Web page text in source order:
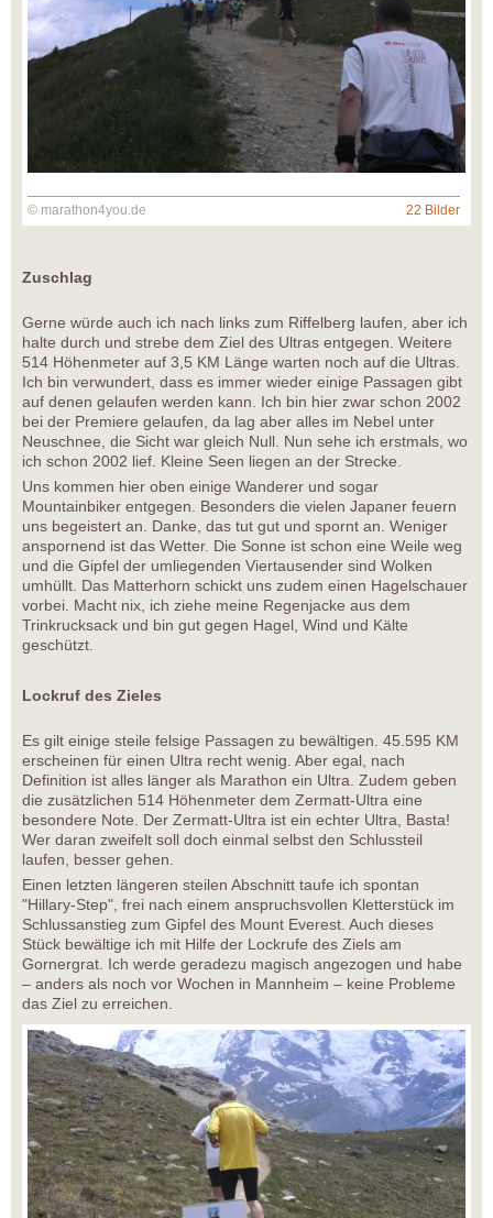
© marathon4you.de 22 Bilder
Zuschlag
Gerne würde auch ich nach links zum Riffelberg laufen, aber ich
halte durch und strebe dem Ziel des Ultras entgegen. Weitere
514 Höhenmeter auf 3,5 KM Länge warten noch auf die Ultras.
Ich bin verwundert, dass es immer wieder einige Passagen gibt
auf denen gelaufen werden kann. Ich bin hier zwar schon 2002
bei der Premiere gelaufen, da lag aber alles im Nebel unter
Neuschnee, die Sicht war gleich Null. Nun sehe ich erstmals, wo
ich schon 2002 lief. Kleine Seen liegen an der Strecke.
Uns kommen hier oben einige Wanderer und sogar
Mountainbiker entgegen. Besonders die vielen Japaner feuern
uns begeistert an. Danke, das tut gut und spornt an. Weniger
anspornend ist das Wetter. Die Sonne ist schon eine Weile weg
und die Gipfel der umliegenden Viertausender sind Wolken
umhüllt. Das Matterhorn schickt uns zudem einen Hagelschauer
vorbei. Macht nix, ich ziehe meine Regenjacke aus dem
Trinkrucksack und bin gut gegen Hagel, Wind und Kälte
geschützt.
Lockruf des Zieles
Es gilt einige steile felsige Passagen zu bewältigen. 45.595 KM
erscheinen für einen Ultra recht wenig. Aber egal, nach
Definition ist alles länger als Marathon ein Ultra. Zudem geben
die zusätzlichen 514 Höhenmeter dem Zermatt-Ultra eine
besondere Note. Der Zermatt-Ultra ist ein echter Ultra, Basta!
Wer daran zweifelt soll doch einmal selbst den Schlussteil
laufen, besser gehen.
Einen letzten längeren steilen Abschnitt taufe ich spontan
"Hillary-Step", frei nach einem anspruchsvollen Kletterstück im
Schlussanstieg zum Gipfel des Mount Everest. Auch dieses
Stück bewältige ich mit Hilfe der Lockrufe des Ziels am
Gornergrat. Ich werde geradezu magisch angezogen und habe
– anders als noch vor Wochen in Mannheim – keine Probleme
das Ziel zu erreichen.